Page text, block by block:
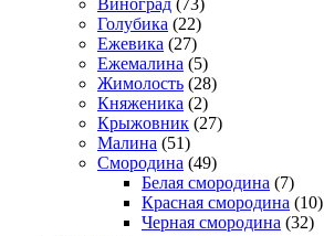
Виноград (73)
Голубика (22)
Ежевика (27)
Ежемалина (5)
Жимолость (28)
Княженика (2)
Крыжовник (27)
Малина (51)
Смородина (49)
Белая смородина (7)
Красная смородина (10)
Черная смородина (32)